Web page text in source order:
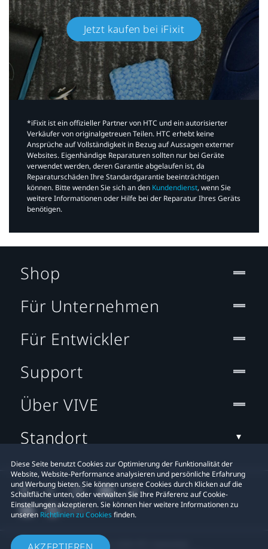
Jetzt kaufen bei iFixit​
*iFixit ist ein offizieller Partner von HTC und ein autorisierter
Verkäufer von originalgetreuen Teilen. HTC erhebt keine
Ansprüche auf Vollständigkeit in Bezug auf Aussagen externer
Websites. Eigenhändige Reparaturen sollten nur bei Geräte
verwendet werden, deren Garantie abgelaufen ist, da
Reparaturschäden Ihre Standardgarantie beeinträchtigen
können. Bitte wenden Sie sich an den Kundendienst, wenn Sie
weitere Informationen oder Hilfe bei der Reparatur Ihres Geräts
benötigen.​
Diese Seite benutzt Cookies zur Optimierung der Funktionalität der
Website, Website-Performance analysieren und persönliche Erfahrung
und Werbung bieten. Sie können unsere Cookies durch Klicken auf die
Schaltfläche unten, oder verwalten Sie Ihre Präferenz auf Cookie-
Einstellungen akzeptieren. Sie können hier weitere Informationen zu
unseren Richtlinien zu Cookiesfinden.
Shop
Für Unternehmen
Für Entwickler
Support
Über VIVE
Standort
© 2011-2026 HTC Corporation